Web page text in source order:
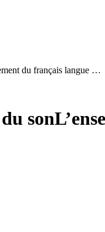
du français langue …
son